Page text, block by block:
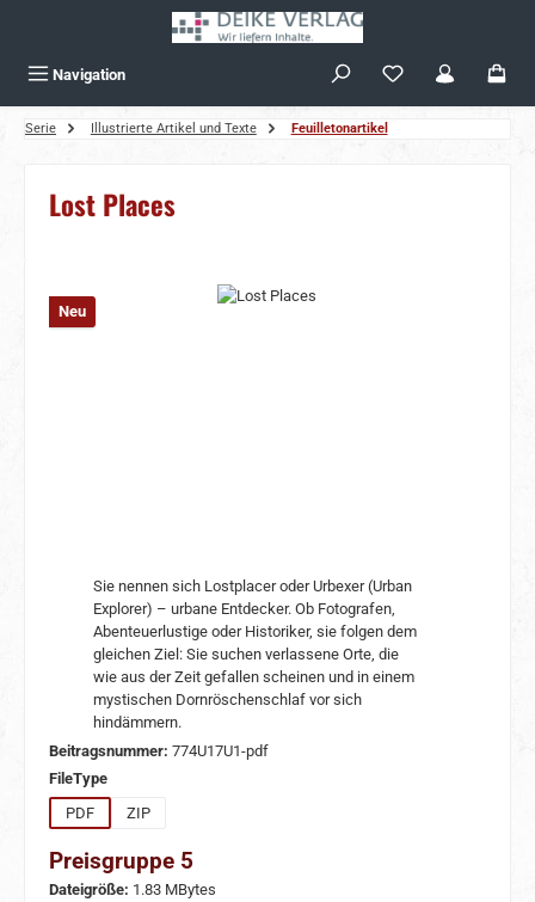
Navigation
Serie Illustrierte Artikel und Texte Feuilletonartikel
Lost Places
Bildergalerie überspringen
Neu
Sie nennen sich Lostplacer oder Urbexer (Urban
Explorer) – urbane Entdecker. Ob Fotografen,
Abenteuerlustige oder Historiker, sie folgen dem
gleichen Ziel: Sie suchen verlassene Orte, die
wie aus der Zeit gefallen scheinen und in einem
mystischen Dornröschenschlaf vor sich
hindämmern.
Beitragsnummer: 774U17U1-pdf
FileTypeauswählen
PDF
ZIP
Preisgruppe 5
Dateigröße: 1.83 MBytes